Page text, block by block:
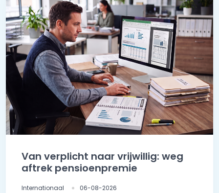
Van verplicht naar vrijwillig: weg
aftrek pensioenpremie
Internationaal 06-08-2026